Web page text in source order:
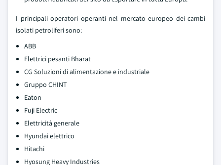
I principali operatori operanti nel mercato europeo dei cambi
isolati petroliferi sono:
ABB
Elettrici pesanti Bharat
CG Soluzioni di alimentazione e industriale
Gruppo CHINT
Eaton
Fuji Electric
Elettricità generale
Hyundai elettrico
Hitachi
Hyosung Heavy Industries